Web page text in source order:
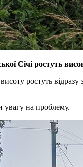
Січі ростуть
ростуть
увагу на проблему.